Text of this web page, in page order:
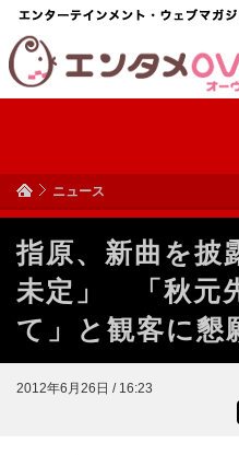
ニュース
指原、新曲を披
未定」 「秋元
て」と観客に懇
2012年6月26日 / 16:23